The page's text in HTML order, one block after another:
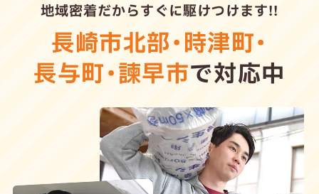
地域密着だからすぐに駆けつけます!!
長崎市北部・時津町・
長与町・諫早市で対応中